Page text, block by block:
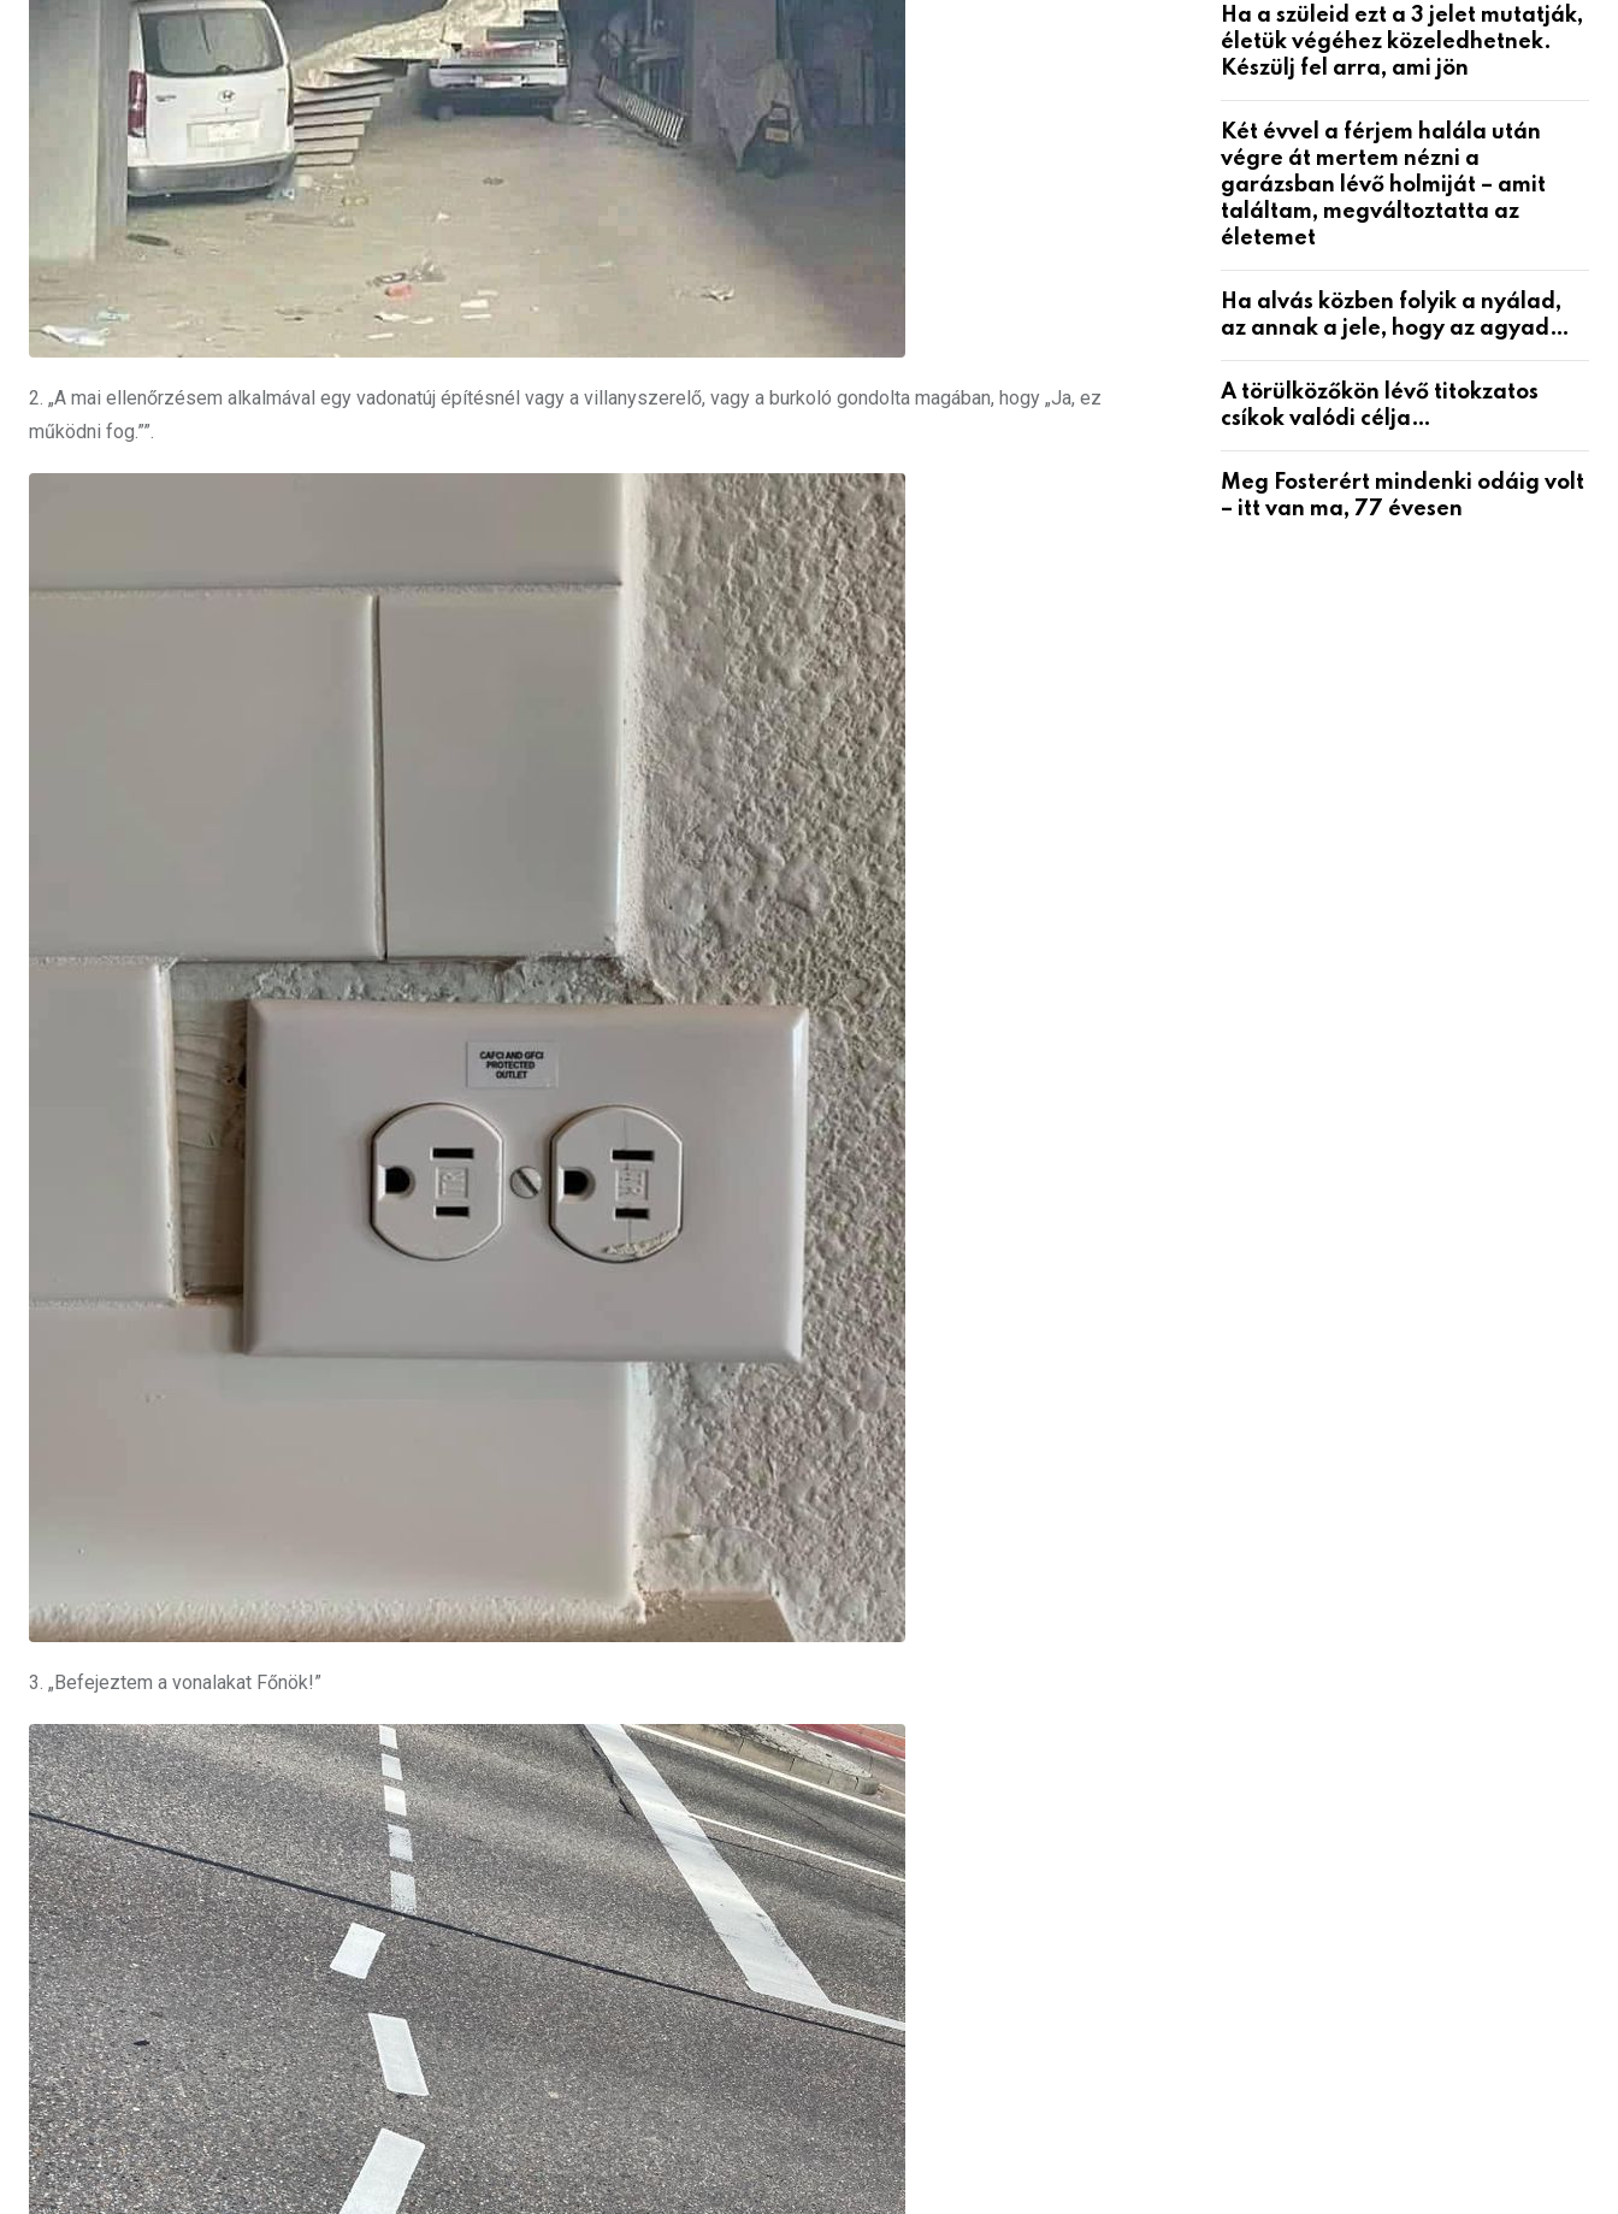
2. „A mai ellenőrzésem alkalmával egy vadonatúj építésnél vagy a villanyszerelő, vagy a burkoló gondolta magában, hogy „Ja, ez
működni fog.””.
3. „Befejeztem a vonalakat Főnök!”
Ha a szüleid ezt a 3 jelet mutatják,
életük végéhez közeledhetnek.
Készülj fel arra, ami jön
Két évvel a férjem halála után
végre át mertem nézni a
garázsban lévő holmiját – amit
találtam, megváltoztatta az
életemet
Ha alvás közben folyik a nyálad,
az annak a jele, hogy az agyad…
A törülközőkön lévő titokzatos
csíkok valódi célja…
Meg Fosterért mindenki odáig volt
– itt van ma, 77 évesen